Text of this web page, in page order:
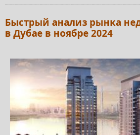
Быстрый анализ рынка
в Дубае в ноябре 2024